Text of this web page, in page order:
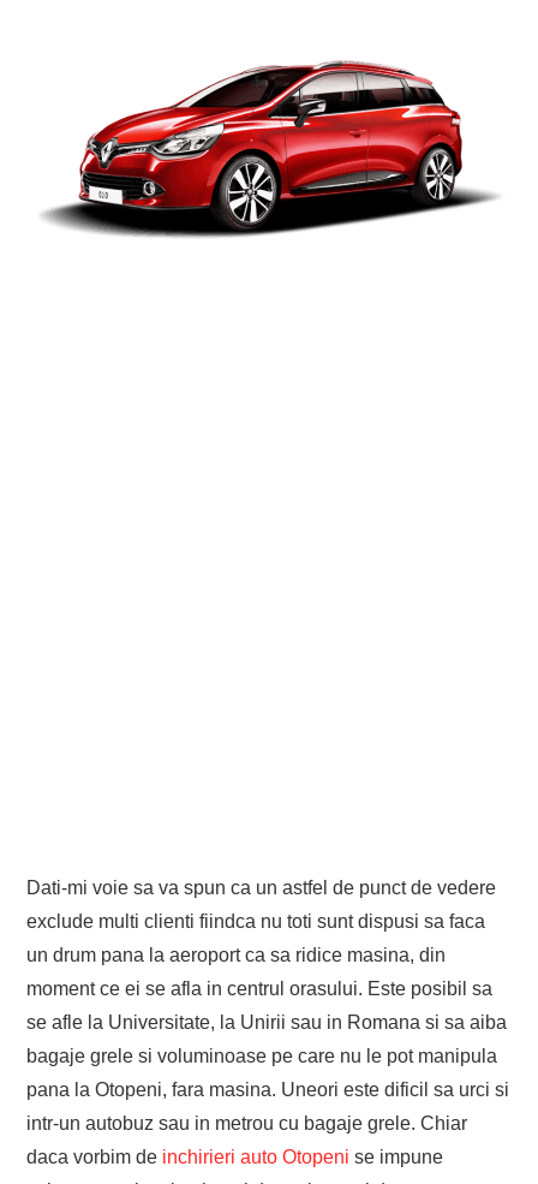
Dati-mi voie sa va spun ca un astfel de punct de vedere
exclude multi clienti fiindca nu toti sunt dispusi sa faca
un drum pana la aeroport ca sa ridice masina, din
moment ce ei se afla in centrul orasului. Este posibil sa
se afle la Universitate, la Unirii sau in Romana si sa aiba
bagaje grele si voluminoase pe care nu le pot manipula
pana la Otopeni, fara masina. Uneori este dificil sa urci si
intr-un autobuz sau in metrou cu bagaje grele. Chiar
daca vorbim de inchirieri auto Otopeni se impune